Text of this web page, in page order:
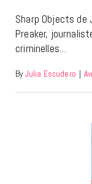
Sharp Objects de
Preaker,
criminelles…
By Julia Escudero |